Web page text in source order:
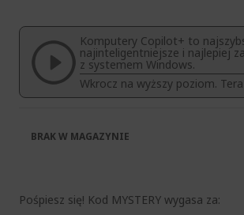
galerii
Komputery Copilot+ to
najinteligentniejsze i najlepiej
z systemem Windows.
Wkrocz na wyższy poziom.
Pośpiesz się! Kod MYSTERY wygasa za:
BRAK W MAGAZYNIE